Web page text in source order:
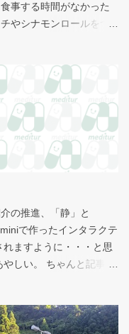
事する時間がなかった
やシナモンロールをつ
できたのは、こいつの
ル 556kcal 出所：
food.pdf 調べてビ
カロリーだ。 この
バックス以上に良く行く
クドナルドは食事目的
）を次のマクドナ
ガー ビッグマック ダブ
オフィッシュ てりやきマ
ックフライポテト（M)
の推進、「静」と
で作ったインタラクテ
ますように・・・と思
しい。 ちゃんと記事を
」が重要なのか？ 医師